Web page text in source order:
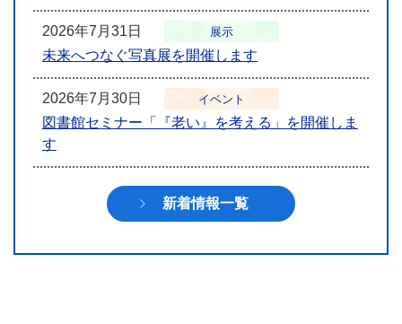
2026年7月31日 展示
未来へつなぐ写真展を開催します
2026年7月30日 イベント
図書館セミナー「『老い』を考える」を開催しま
す
新着情報一覧